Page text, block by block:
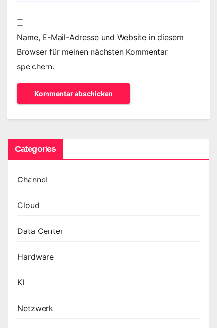
Name, E-Mail-Adresse und Website in diesem
Browser für meinen nächsten Kommentar
speichern.
Categories
Channel
Cloud
Data Center
Hardware
KI
Netzwerk